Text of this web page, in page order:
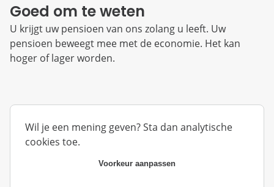
Goed om te weten
U krijgt uw pensioen van ons zolang u leeft. Uw
pensioen beweegt mee met de economie. Het kan
hoger of lager worden.
Wil je een mening geven? Sta dan analytische
cookies toe.
Voorkeur aanpassen